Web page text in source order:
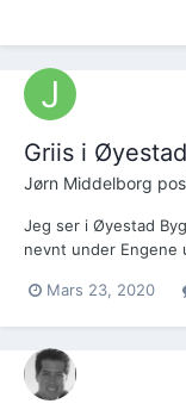
Griis i
Jørn Middelborg
Jeg ser i Øyestad
nevnt under Engene
Mars 23, 2020